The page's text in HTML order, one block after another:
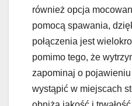
również opcja
pomocą spawania,
połączenia jest
pomimo tego, że
zapominaj o
wystąpić w miejscach